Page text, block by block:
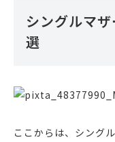
シングルマ
選
ここからは、シング